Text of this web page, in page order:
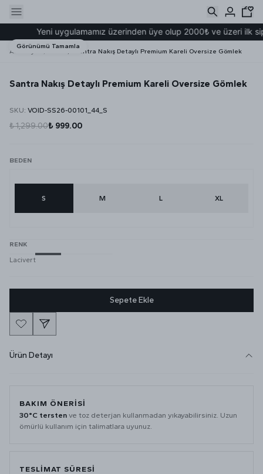
Yeni uygulamamız üzerinden üye olup 2000₺ ve üzeri ilk
Ana Sayfa Santra Nakış Detaylı Premium Kareli Oversize Gömlek
Görünümü Tamamla
Santra Nakış Detaylı Premium Kareli Oversize Gömlek
SKU: VOID-SS26-00101_44_S
₺ 1,299.00₺ 999.00
BEDEN
S M L XL
RENK
Lacivert
Sepete Ekle
Ürün Detayı
BAKIM ÖNERİSİ
30°C tersten ve toz deterjan kullanmadan yıkayabilirsiniz. Uzun
ömürlü kullanım için talimatlara uyunuz.
TESLİMAT SÜRESİ